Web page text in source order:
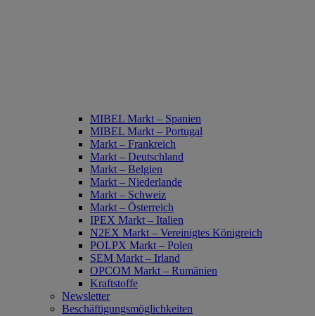
MIBEL Markt – Spanien
MIBEL Markt – Portugal
Markt – Frankreich
Markt – Deutschland
Markt – Belgien
Markt – Niederlande
Markt – Schweiz
Markt – Österreich
IPEX Markt – Italien
N2EX Markt – Vereinigtes Königreich
POLPX Markt – Polen
SEM Markt – Irland
OPCOM Markt – Rumänien
Kraftstoffe
Newsletter
Beschäftigungsmöglichkeiten